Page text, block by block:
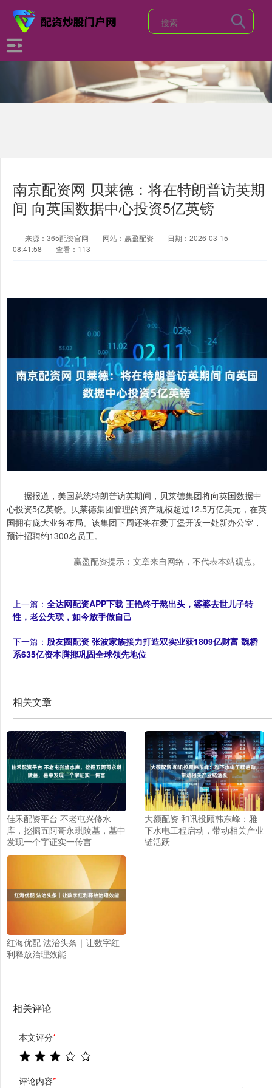
南京配资网 贝莱德：将在特朗普访英期
间 向英国数据中心投资5亿英镑
来源：365配资官网 网站：赢盈配资
日期：2026-03-15
08:41:58
查看：113
据报道，美国总统特朗普访英期间，贝莱德集团将向英国数据中
心投资5亿英镑。贝莱德集团管理的资产规模超过12.5万亿美元，在英
国拥有庞大业务布局。该集团下周还将在爱丁堡开设一处新办公室，
预计招聘约1300名员工。
赢盈配资提示：文章来自网络，不代表本站观点。
上一篇： 全达网配资APP下载 王艳终于熬出头，婆婆去世儿子转
性，老公失联，如今放手做自己
下一篇： 股友圈配资 张波家族接力打造双实业获1809亿财富 魏桥
系635亿资本腾挪巩固全球领先地位
相关文章
佳禾配资平台 不老屯兴修水
库，挖掘五阿哥永琪陵墓，墓中
发现一个字证实一传言
大额配资 和讯投顾韩东峰：雅
下水电工程启动，带动相关产业
链活跃
红海优配 法治头条｜让数字红
利释放治理效能
相关评论
本文评分*
评论内容*